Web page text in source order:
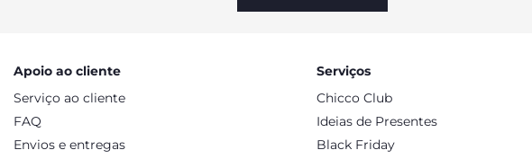
Apoio ao cliente
Serviço ao cliente
FAQ
Envios e entregas
Serviços
Chicco Club
Ideias de Presentes
Black Friday